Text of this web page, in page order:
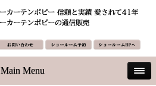
Main Menu